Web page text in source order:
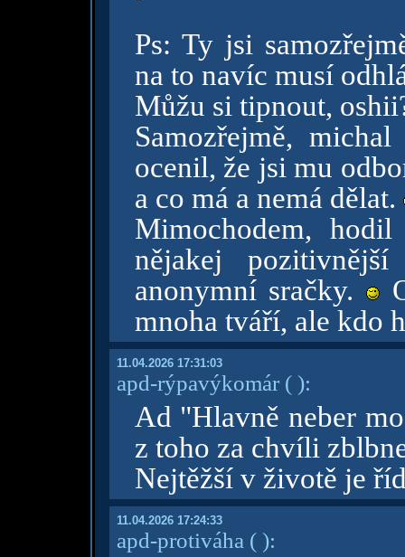
Ps: Ty jsi
na to navíc musí
Můžu si tipnout,
Samozřejmě,
ocenil, že jsi mu
a co má a nemá dělat.
Mimochodem,
nějakej
anonymní sračky.
mnoha tváří, ale kdo
11.04.2026 17:31:03
apd-rýpavýkomár( ):
Ad "Hlavně neber
z toho za chvíli
Nejtěžší v životě je
11.04.2026 17:24:33
apd-protiváha ( ):